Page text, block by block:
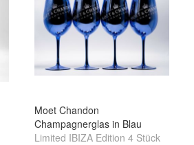
Moet Chandon
Champagnerglas in Blau
Limited IBIZA Edition 4 Stück